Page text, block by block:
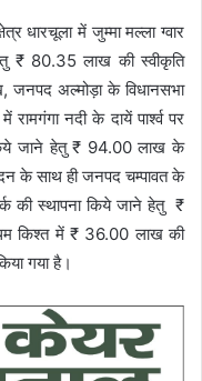
धारचूला में जुम्मा मल्ला ग्वार
₹ 80.35 लाख की स्वीकृति
अल्मोड़ा के विधानसभा
रामगंगा नदी के दायें पार्श्व पर
किये जाने हेतु ₹ 94.00 लाख के
के साथ ही जनपद चम्पावत के
की स्थापना किये जाने हेतु ₹
किश्त में ₹ 36.00 लाख की
गया है।